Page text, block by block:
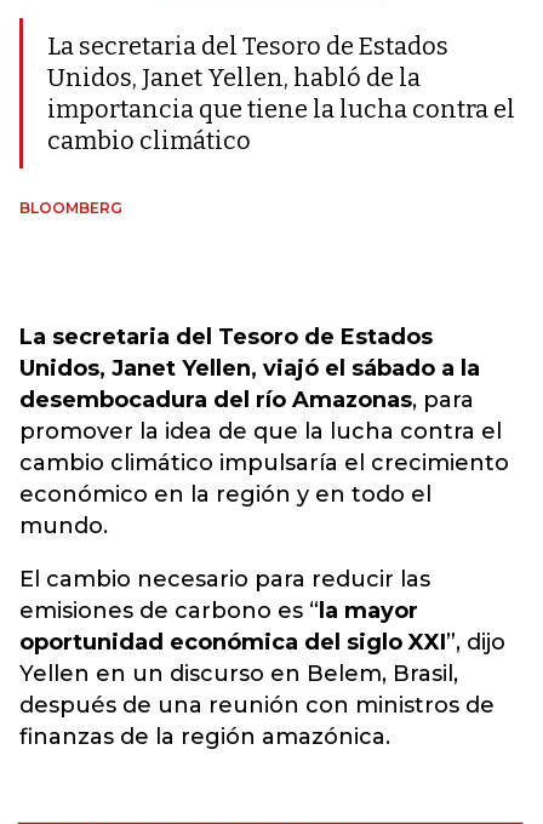
La secretaria del Tesoro de Estados
Unidos, Janet Yellen, habló de la
importancia que tiene la lucha contra el
cambio climático
BLOOMBERG
La secretaria del Tesoro de Estados
Unidos, Janet Yellen, viajó el sábado a la
desembocadura del río Amazonas, para
promover la idea de que la lucha contra el
cambio climático impulsaría el crecimiento
económico en la región y en todo el
mundo.
El cambio necesario para reducir las
emisiones de carbono es “ la mayor
oportunidad económica del siglo XXI”, dijo
Yellen en un discurso en Belem, Brasil,
después de una reunión con ministros de
finanzas de la región amazónica.